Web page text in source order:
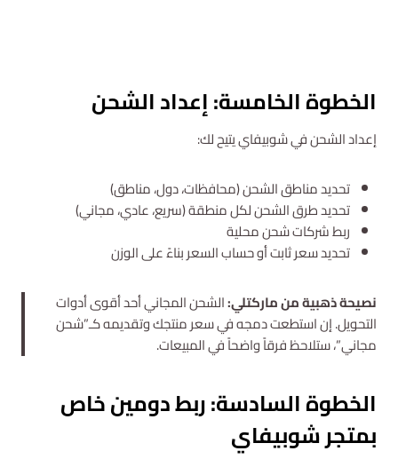
الخطوة الخامسة: إعداد الشحن
إعداد الشحن في شوبيفاي يتيح لك:
تحديد مناطق الشحن (محافظات، دول، مناطق)
تحديد طرق الشحن لكل منطقة (سريع، عادي، مجاني)
ربط شركات شحن محلية
تحديد سعر ثابت أو حساب السعر بناءً على الوزن
نصيحة ذهبية من ماركتلي:الشحن المجاني أحد أقوى أدوات
التحويل. إن استطعت دمجه في سعر منتجك وتقديمه كـ”شحن
مجاني”، ستلاحظ فرقاً واضحاً في المبيعات.
الخطوة السادسة: ربط دومين خاص
بمتجر شوبيفاي